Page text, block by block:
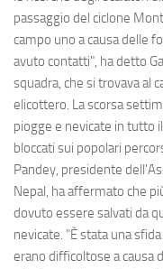
passaggio del ciclone
campo uno a causa delle
avuto contatti", ha detto
squadra, che si trovava al
elicottero. La scorsa
piogge e nevicate in tutto
bloccati sui popolari
Pandey, presidente
Nepal, ha affermato che
dovuto essere salvati da
nevicate. "È stata una
erano difficoltose a causa